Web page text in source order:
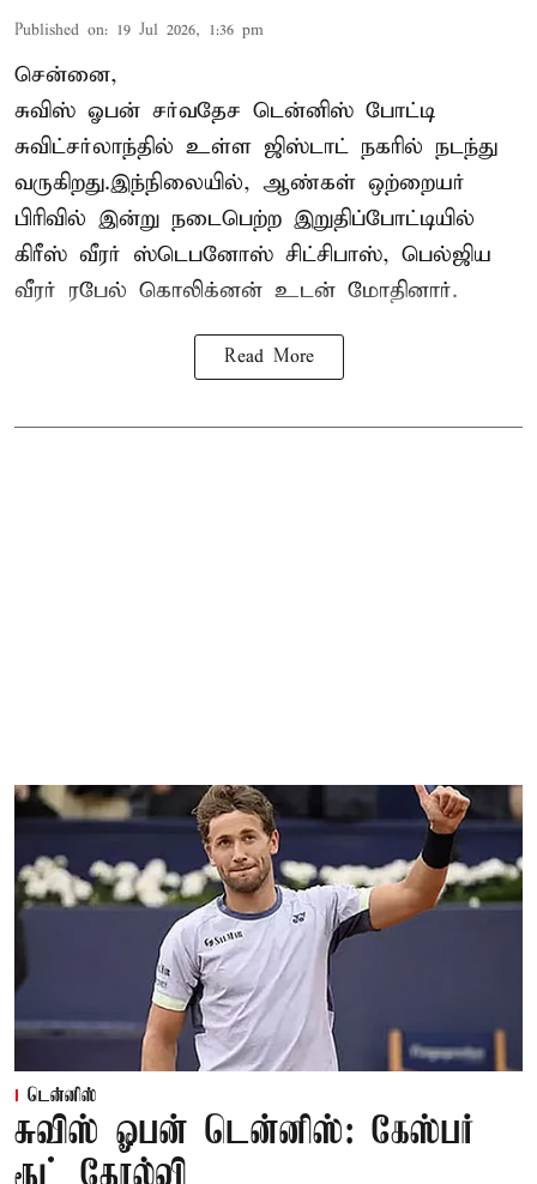
Published on: 19 Jul 2026, 1:36 pm
சென்னை,
சுவிஸ் ஓபன் சர்வதேச டென்னிஸ் போட்டி
சுவிட்சர்லாந்தில் உள்ள ஜிஸ்டாட் நகரில் நடந்து
வருகிறது.இந்நிலையில், ஆண்கள் ஒற்றையர்
பிரிவில் இன்று நடைபெற்ற இறுதிப்போட்டியில்
கிரீஸ் வீரர் ஸ்டெபனோஸ் சிட்சிபாஸ், பெல்ஜிய
வீரர் ரபேல் கொலிக்னன் உடன் மோதினார்.
Read More
டென்னிஸ்
சுவிஸ் ஓபன் டென்னிஸ்: கேஸ்பர்